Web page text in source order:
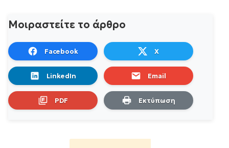
Μοιραστείτε το άρθρο
Facebook X
LinkedIn Email
PDF Εκτύπωση